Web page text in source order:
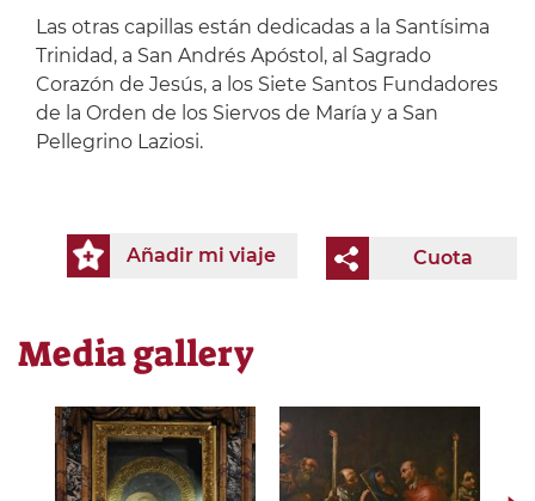
Las otras capillas están dedicadas a la Santísima
Trinidad, a San Andrés Apóstol, al Sagrado
Corazón de Jesús, a los Siete Santos Fundadores
de la Orden de los Siervos de María y a San
Pellegrino Laziosi.
Cuota
Añadir mi viaje
Media gallery